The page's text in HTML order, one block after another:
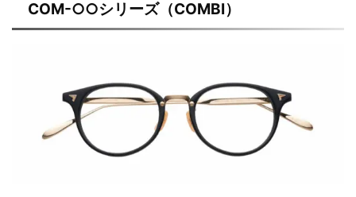
COM-○○シリーズ（COMBI）